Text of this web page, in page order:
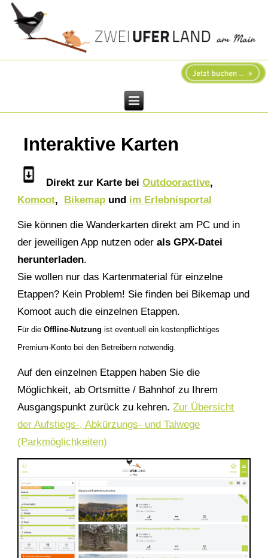
Interaktive Karten
Direkt zur Karte beiOutdooractive,
Komoot, Bikemap und im Erlebnisportal
Sie können die Wanderkarten direkt am PC und in
der jeweiligen App nutzen oderals GPX-Datei
herunterladen.
Sie wollen nur das Kartenmaterial für einzelne
Etappen? Kein Problem! Sie finden bei Bikemap und
Komoot auch die einzelnen Etappen.
Für dieOffline-Nutzung ist eventuell ein kostenpflichtiges
Premium-Konto bei den Betreibern notwendig.
Auf den einzelnen Etappen haben Sie die
Möglichkeit, ab Ortsmitte / Bahnhof zu Ihrem
Ausgangspunkt zurück zu kehren.Zur Übersicht
der Aufstiegs-, Abkürzungs- und Talwege
(Parkmöglichkeiten)